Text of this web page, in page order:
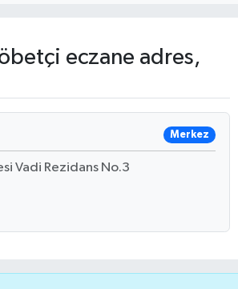
eczane adres,
Merkez
Vadi Rezidans No.3